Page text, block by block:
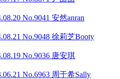
No.9041 安然anran
No.9048 徐莉芝Booty
No.9036 唐安琪
No.6963 周于希Sally